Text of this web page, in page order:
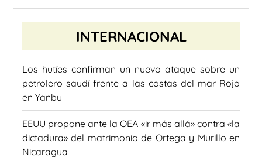
INTERNACIONAL
Los hutíes confirman un nuevo ataque sobre un
petrolero saudí frente a las costas del mar Rojo
en Yanbu
EEUU propone ante la OEA «ir más allá» contra «la
dictadura» del matrimonio de Ortega y Murillo en
Nicaragua